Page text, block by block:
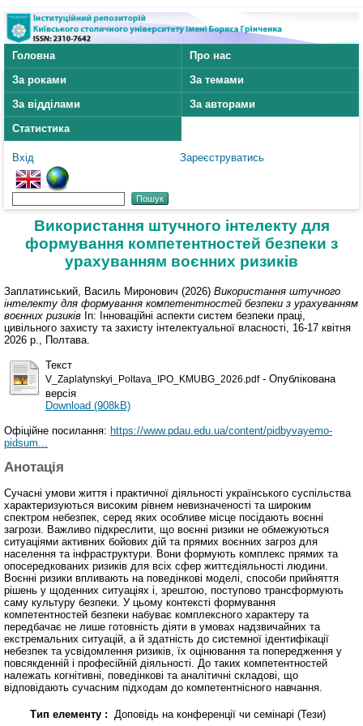
Головна
Про нас
За роками
За темами
За відділами
За авторами
Статистика
Вхід Зареєструватись
Використання штучного інтелекту для
формування компетентностей безпеки з
урахуванням воєнних ризиків
Заплатинський, Василь Миронович (2026) Використання штучного
інтелекту для формування компетентностей безпеки з урахуванням
воєнних ризиків In: Інноваційні аспекти систем безпеки праці,
цивільного захисту та захисту інтелектуальної власності, 16-17 квітня
2026 р., Полтава.
Текст
V_Zaplatynskyi_Poltava_IPO_KMUBG_2026.pdf- Опублікована
версія
Download (908kB)
Офіційне посилання: https://www.pdau.edu.ua/content/pidbyvayemo-
pidsum...
Анотація
Сучасні умови життя і практичної діяльності українського суспільства
характеризуються високим рівнем невизначеності та широким
спектром небезпек, серед яких особливе місце посідають воєнні
загрози. Важливо підкреслити, що воєнні ризики не обмежуються
ситуаціями активних бойових дій та прямих воєнних загроз для
населення та інфраструктури. Вони формують комплекс прямих та
опосередкованих ризиків для всіх сфер життєдіяльності людини.
Воєнні ризики впливають на поведінкові моделі, способи прийняття
рішень у щоденних ситуаціях і, зрештою, поступово трансформують
саму культуру безпеки. У цьому контексті формування
компетентностей безпеки набуває комплексного характеру та
передбачає не лише готовність діяти в умовах надзвичайних та
екстремальних ситуацій, а й здатність до системної ідентифікації
небезпек та усвідомлення ризиків, їх оцінювання та попередження у
повсякденній і професійній діяльності. До таких компетентностей
належать когнітивні, поведінкові та аналітичні складові, що
відповідають сучасним підходам до компетентнісного навчання.
Тип елементу : Доповідь на конференції чи семінарі (Тези)